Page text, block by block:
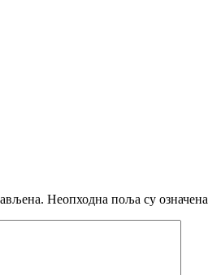
Неопходна поља су означена